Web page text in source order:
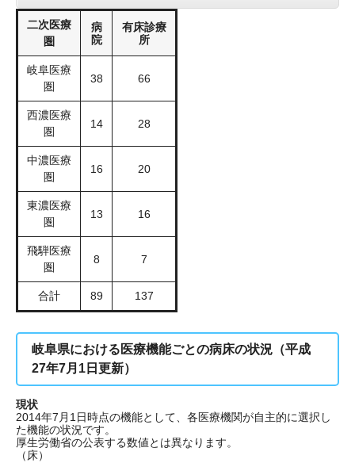
二次医療
圏
病
院
有床診療
所
岐阜医療
圏
38 66
西濃医療
圏
14 28
中濃医療
圏
16 20
東濃医療
圏
13 16
飛騨医療
圏
8 7
合計 89 137
岐阜県における医療機能ごとの病床の状況（平成
27年7月1日更新）
現状
2014年7月1日時点の機能として、各医療機関が自主的に選択し
た機能の状況です。
厚生労働省の公表する数値とは異なります。
（床）